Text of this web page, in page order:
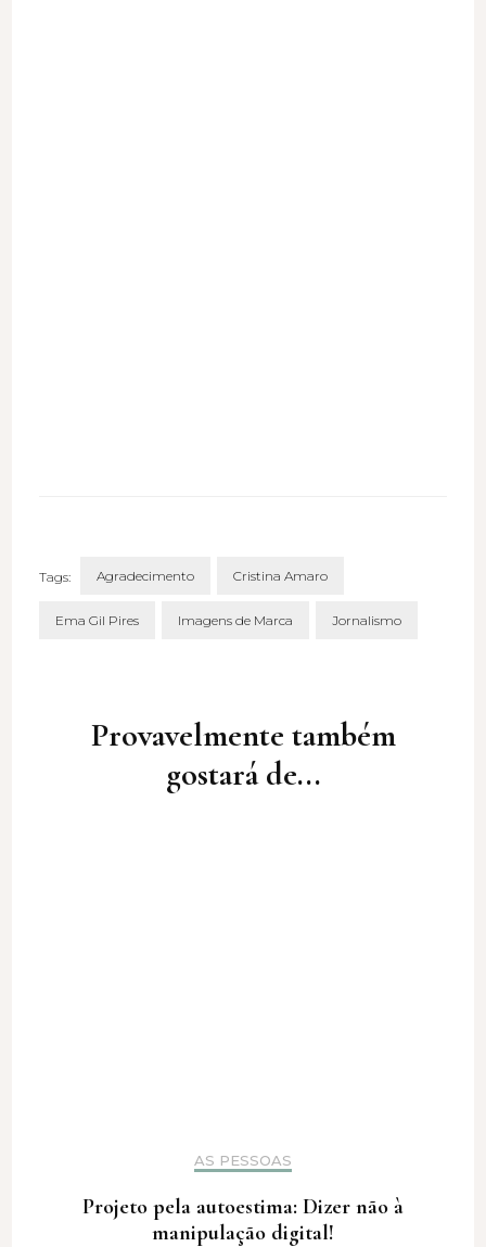
Tags: Agradecimento Cristina Amaro
Ema Gil Pires Imagens de Marca Jornalismo
Provavelmente também
gostará de...
AS PESSOAS
Projeto pela autoestima: Dizer não à
manipulação digital!